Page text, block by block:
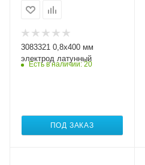
3083321 0,8х400 мм
электрод латунный
Есть в наличии: 20
ПОД ЗАКАЗ